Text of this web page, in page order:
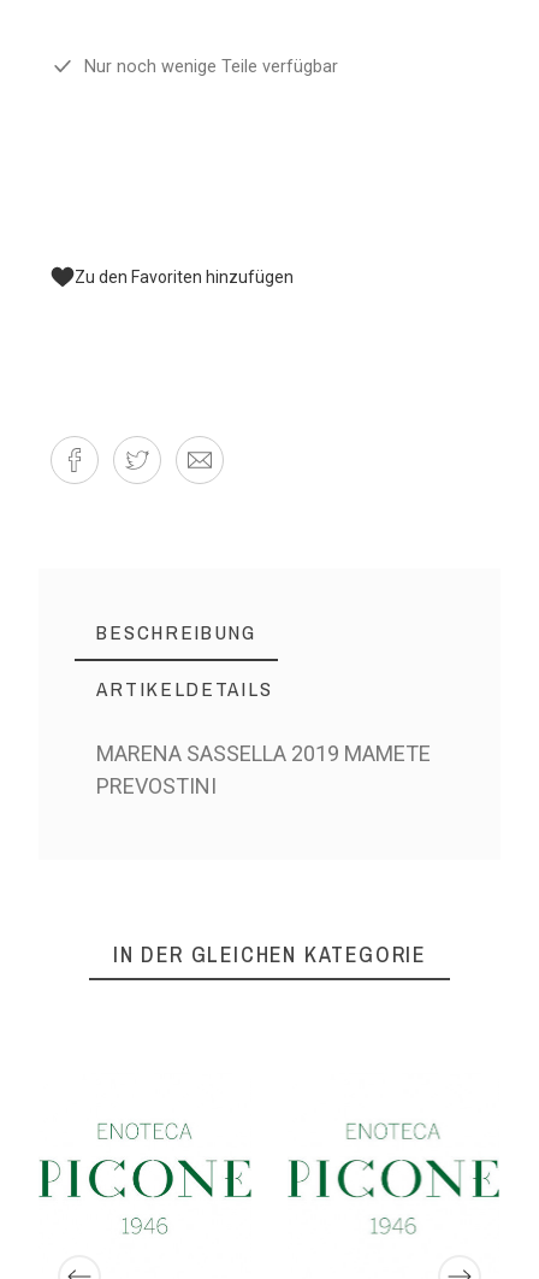
Nur noch wenige Teile verfügbar
Zu den Favoriten hinzufügen
BESCHREIBUNG
ARTIKELDETAILS
MARENA SASSELLA 2019 MAMETE
PREVOSTINI
IN DER GLEICHEN KATEGORIE